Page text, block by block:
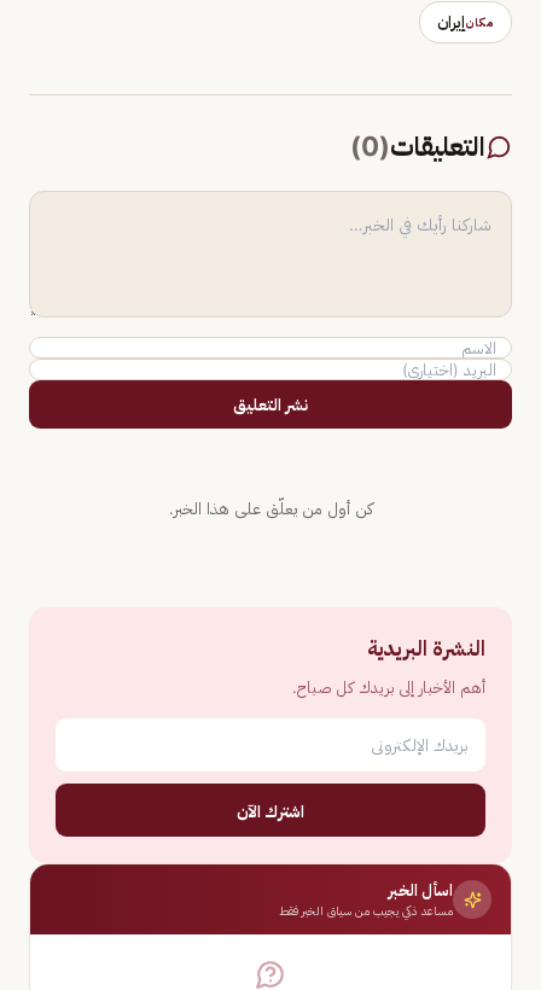
مكانإيران
التعليقات(
0
)
نشر التعليق
كن أول من يعلّق على هذا الخبر.
النشرة البريدية
أهم الأخبار إلى بريدك كل صباح.
اشترك الآن
اسأل الخبر
مساعد ذكي يجيب من سياق الخبر فقط